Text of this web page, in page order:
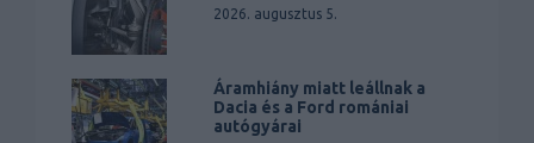
2026. augusztus 5.
Áramhiány miatt leállnak a
Dacia és a Ford romániai
autógyárai